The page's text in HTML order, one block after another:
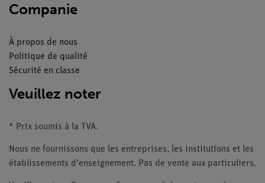
Companie
À propos de nous
Politique de qualité
Sécurité en classe
Veuillez noter
* Prix soumis à la TVA.
Nous ne fournissons que les entreprises, les institutions et les
établissements d'enseignement. Pas de vente aux particuliers.